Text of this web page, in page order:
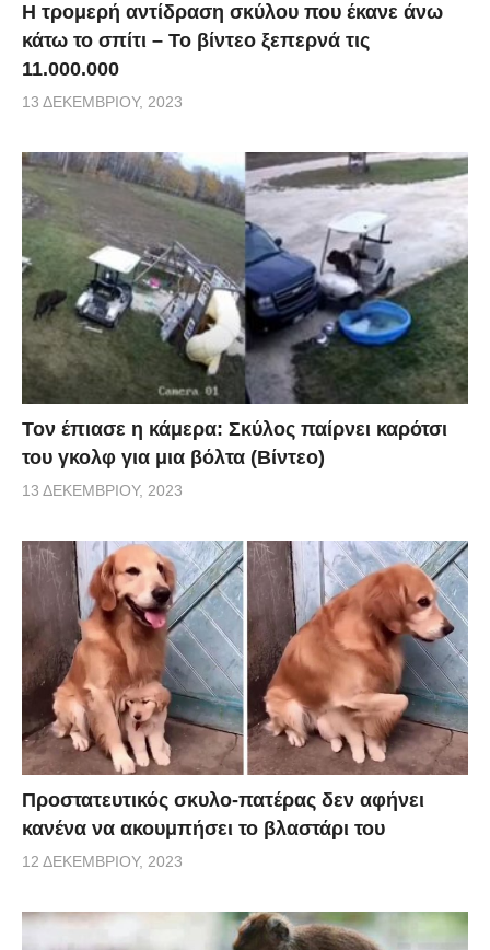
Η τρομερή αντίδραση σκύλου που έκανε άνω
κάτω το σπίτι – Το βίντεο ξεπερνά τις
11.000.000
13 ΔΕΚΕΜΒΡΊΟΥ, 2023
Τον έπιασε η κάμερα: Σκύλος παίρνει καρότσι
του γκολφ για μια βόλτα (Βίντεο)
13 ΔΕΚΕΜΒΡΊΟΥ, 2023
Προστατευτικός σκυλο-πατέρας δεν αφήνει
κανένα να ακουμπήσει το βλαστάρι του
12 ΔΕΚΕΜΒΡΊΟΥ, 2023